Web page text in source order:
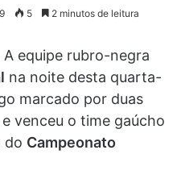
5 2 minutos de leitura
A equipe rubro-negra
na noite desta quarta-
marcado por duas
venceu o time gaúcho
do Campeonato